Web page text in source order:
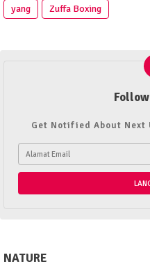
yang
Zuffa Boxing
Get Notified About Next
NATURE